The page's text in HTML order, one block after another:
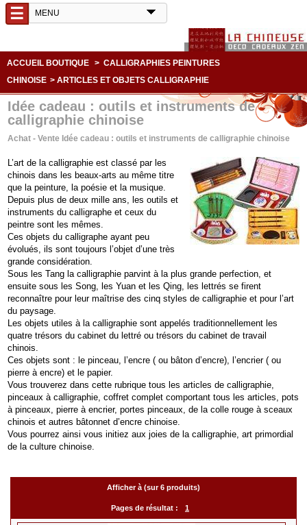
☰
ACCUEIL BOUTIQUE > CALLIGRAPHIES PEINTURES
CHINOISE > ARTICLES ET OBJETS CALLIGRAPHIE
Idée cadeau : outils et instruments de
calligraphie chinoise
Achat - Vente Idée cadeau : outils et instruments de calligraphie chinoise
L’art de la calligraphie est classé par les
chinois dans les beaux-arts au même titre
que la peinture, la poésie et la musique.
Depuis plus de deux mille ans, les outils et
instruments du calligraphe et ceux du
peintre sont les mêmes.
Ces objets du calligraphe ayant peu
évolués, ils sont toujours l’objet d’une très
grande considération.
Sous les Tang la calligraphie parvint à la plus grande perfection, et
ensuite sous les Song, les Yuan et les Qing, les lettrés se firent
reconnaître pour leur maîtrise des cinq styles de calligraphie et pour l’art
du paysage.
Les objets utiles à la calligraphie sont appelés traditionnellement les
quatre trésors du cabinet du lettré ou trésors du cabinet de travail
chinois.
Ces objets sont : le pinceau, l’encre ( ou bâton d’encre), l’encrier ( ou
pierre à encre) et le papier.
Vous trouverez dans cette rubrique tous les articles de calligraphie,
pinceaux à calligraphie, coffret complet comportant tous les articles, pots
à pinceaux, pierre à encrier, portes pinceaux, de la colle rouge à sceaux
chinois et autres bâtonnet d’encre chinoise.
Vous pourrez ainsi vous initiez aux joies de la calligraphie, art primordial
de la culture chinoise.
Afficher à (sur 6 produits)
Pages de résultat : 1